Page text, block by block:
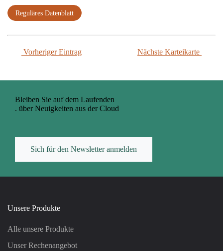
Reguläres Datenblatt
Vorheriger Eintrag Nächste Karteikarte
Bleiben Sie auf dem Laufenden
. über Neuigkeiten aus der Cloud
Sich für den Newsletter anmelden
Unsere Produkte
Alle unsere Produkte
Unser Rechenangebot